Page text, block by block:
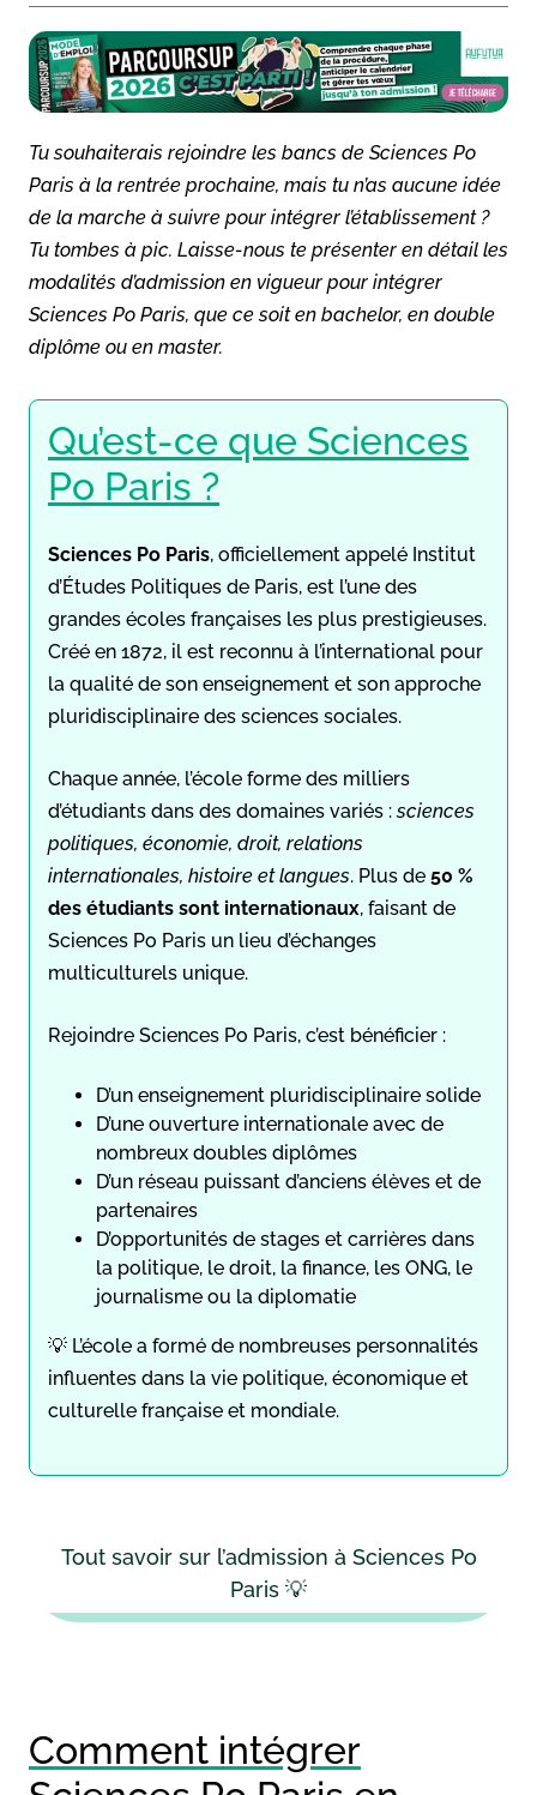
Tu souhaiterais rejoindre les bancs de Sciences Po
Paris à la rentrée prochaine, mais tu n’as aucune idée
de la marche à suivre pour intégrer l’établissement ?
Tu tombes à pic. Laisse-nous te présenter en détail les
modalités d’admission en vigueur pour intégrer
Sciences Po Paris, que ce soit en bachelor, en double
diplôme ou en master.
Qu’est-ce que Sciences
Po Paris ?
Sciences Po Paris, officiellement appelé Institut
d’Études Politiques de Paris, est l’une des
grandes écoles françaises les plus prestigieuses.
Créé en 1872, il est reconnu à l’international pour
la qualité de son enseignement et son approche
pluridisciplinaire des sciences sociales.
Chaque année, l’école forme des milliers
d’étudiants dans des domaines variés :sciences
politiques, économie, droit, relations
internationales, histoire et langues. Plus de 50 %
des étudiants sont internationaux, faisant de
Sciences Po Paris un lieu d’échanges
multiculturels unique.
Rejoindre Sciences Po Paris, c’est bénéficier :
D’un enseignement pluridisciplinaire solide
D’une ouverture internationale avec de
nombreux doubles diplômes
D’un réseau puissant d’anciens élèves et de
partenaires
D’opportunités de stages et carrières dans
la politique, le droit, la finance, les ONG, le
journalisme ou la diplomatie
💡 L’école a formé de nombreuses personnalités
influentes dans la vie politique, économique et
culturelle française et mondiale.
Tout savoir sur l’admission à Sciences Po
Paris 💡
Comment intégrer